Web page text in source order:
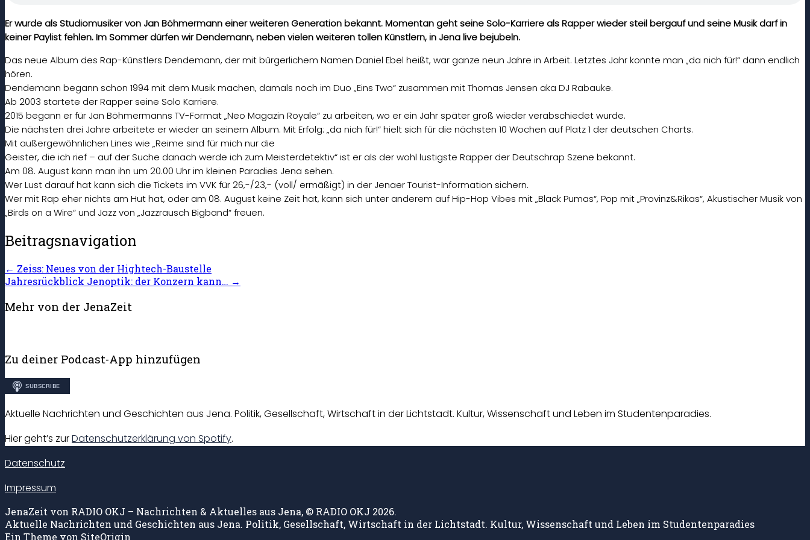
Er wurde als Studiomusiker von Jan Böhmermann einer weiteren Generation bekannt. Momentan geht seine Solo-Karriere als Rapper wieder steil bergauf und seine Musik darf in
keiner Paylist fehlen. Im Sommer dürfen wir Dendemann, neben vielen weiteren tollen Künstlern, in Jena live bejubeln.
Das neue Album des Rap-Künstlers Dendemann, der mit bürgerlichem Namen Daniel Ebel heißt, war ganze neun Jahre in Arbeit. Letztes Jahr konnte man „da nich für!“ dann endlich
hören.
Dendemann begann schon 1994 mit dem Musik machen, damals noch im Duo „Eins Two“ zusammen mit Thomas Jensen aka DJ Rabauke.
Ab 2003 startete der Rapper seine Solo Karriere.
2015 begann er für Jan Böhmermanns TV-Format „Neo Magazin Royale“ zu arbeiten, wo er ein Jahr später groß wieder verabschiedet wurde.
Die nächsten drei Jahre arbeitete er wieder an seinem Album. Mit Erfolg: „da nich für!“ hielt sich für die nächsten 10 Wochen auf Platz 1 der deutschen Charts.
Mit außergewöhnlichen Lines wie „Reime sind für mich nur die
Geister, die ich rief – auf der Suche danach werde ich zum Meisterdetektiv“ ist er als der wohl lustigste Rapper der Deutschrap Szene bekannt.
Am 08. August kann man ihn um 20.00 Uhr im kleinen Paradies Jena sehen.
Wer Lust darauf hat kann sich die Tickets im VVK für 26,-/23,- (voll/ ermäßigt) in der Jenaer Tourist-Information sichern.
Wer mit Rap eher nichts am Hut hat, oder am 08. August keine Zeit hat, kann sich unter anderem auf Hip-Hop Vibes mit „Black Pumas“, Pop mit „Provinz&Rikas“, Akustischer Musik von
„Birds on a Wire“ und Jazz von „Jazzrausch Bigband“ freuen.
Beitragsnavigation
← Zeiss: Neues von der Hightech-Baustelle
Jahresrückblick Jenoptik: der Konzern kann… →
Mehr von der JenaZeit
Zu deiner Podcast-App hinzufügen
Aktuelle Nachrichten und Geschichten aus Jena. Politik, Gesellschaft, Wirtschaft in der Lichtstadt. Kultur, Wissenschaft und Leben im Studentenparadies.
Hier geht’s zurDatenschutzerklärung von Spotify.
Datenschutz
Impressum
JenaZeit von RADIO OKJ – Nachrichten & Aktuelles aus Jena, © RADIO OKJ 2026.
Aktuelle Nachrichten und Geschichten aus Jena. Politik, Gesellschaft, Wirtschaft in der Lichtstadt. Kultur, Wissenschaft und Leben im Studentenparadies
Ein Theme von SiteOrigin